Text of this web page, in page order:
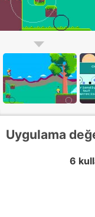
Uygulama
6